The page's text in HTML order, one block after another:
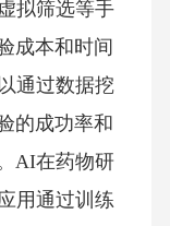
拟筛选等手
成本和时间
通过数据挖
的成功率和
AI在药物研
用通过训练